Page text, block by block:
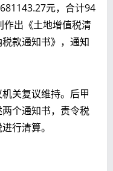
元，合计94
出《土地增值税清
款通知书》，通知
关复议维持。后甲
个通知书，责令税
行清算。